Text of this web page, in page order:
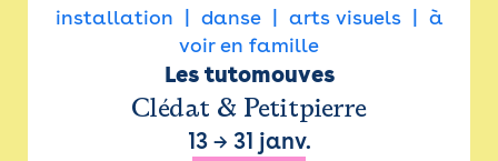
installation danse arts visuels
à
voir en famille
Les tutomouves
Clédat & Petitpierre
13→ 31 janv.